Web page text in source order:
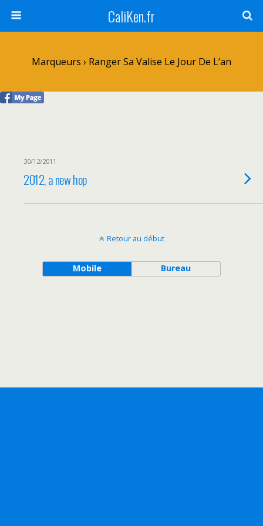
CaliKen.fr
Marqueurs › Ranger Sa Valise Le Jour De L’an
30/12/2011
2012, a new hop
Retour au début
Mobile Bureau